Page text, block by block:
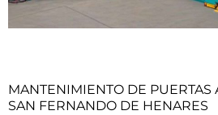
MANTENIMIENTO DE PUERTAS
SAN FERNANDO DE HENARES